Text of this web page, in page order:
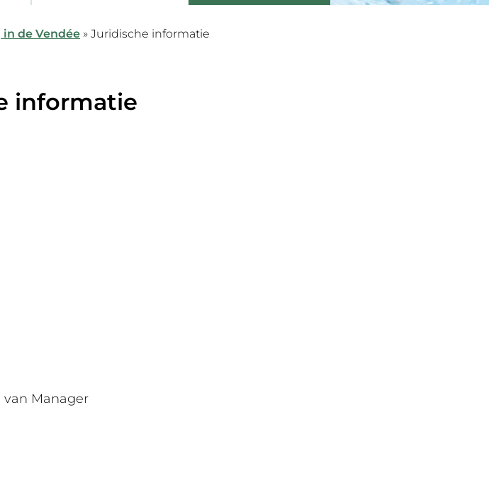
de Vendée » Juridische informatie
informatie
van Manager